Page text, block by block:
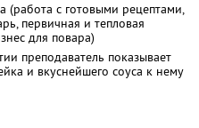
(работа с готовыми рецептами,
первичная и тепловая
для повара)
преподаватель показывает
и вкуснейшего соуса к нему